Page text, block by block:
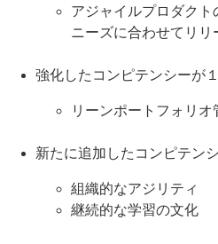
アジャイルプロダクト
ニーズに合わせてリリ
強化したコンピテンシーが
リーンポートフォリオ
新たに追加したコンピテン
組織的なアジリティ
継続的な学習の文化